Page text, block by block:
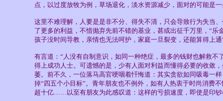
点，以过度放牧为例，草场退化，淡水资源减少，面对的可能是
这里不难理解，人要是是非不分、得失不清，只会导致行为失当
了更多的利益，不惜抛弃先前不错的基业，甚或出征千万里，“
孩子没时间导教，亲情也无法呵护，家庭一旦裂变，还能算得上
有言道：“人没有自制意识，如同一种绝症，最多的钱财也解救
得上成功人士。可遗憾的是，少有人面对利益而懂得必要的收敛
萎。前不久，一位落马高官哽咽着忏悔道：其实贪欲如同吸毒一
掉“四五个小目标”。青年朋友也不例外，如有人热衷于时尚消费
超十亿……以至有朋友为此感叹道：这样的亏损速度，即使是印